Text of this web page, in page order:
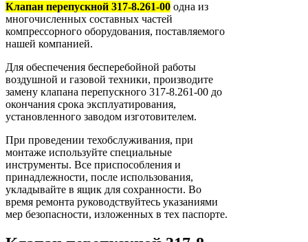
Клапан перепускной 317-8.261-00 одна из
многочисленных составных частей
компрессорного оборудования, поставляемого
нашей компанией.
Для обеспечения бесперебойной работы
воздушной и газовой техники, производите
замену клапана перепускного 317-8.261-00 до
окончания срока эксплуатирования,
установленного заводом изготовителем.
При проведении техобслуживания, при
монтаже используйте специальные
инструменты. Все приспособления и
принадлежности, после использования,
укладывайте в ящик для сохранности. Во
время ремонта руководствуйтесь указаниями
мер безопасности, изложенных в тех паспорте.